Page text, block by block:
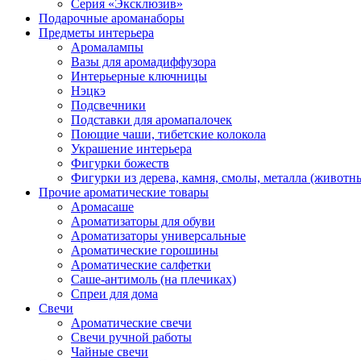
Серия «Эксклюзив»
Подарочные ароманаборы
Предметы интерьера
Аромалампы
Вазы для аромадиффузора
Интерьерные ключницы
Нэцкэ
Подсвечники
Подставки для аромапалочек
Поющие чаши, тибетские колокола
Украшение интерьера
Фигурки божеств
Фигурки из дерева, камня, смолы, металла
Прочие ароматические товары
Аромасаше
Ароматизаторы для обуви
Ароматизаторы универсальные
Ароматические горошины
Ароматические салфетки
Саше-антимоль (на плечиках)
Спреи для дома
Свечи
Ароматические свечи
Свечи ручной работы
Чайные свечи